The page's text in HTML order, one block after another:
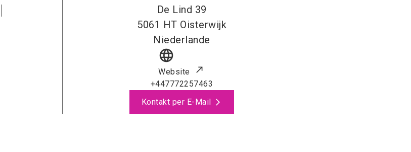
De Lind 39
5061 HT Oisterwijk
Niederlande
language
Website
+447772257463
Kontakt per E-Mail